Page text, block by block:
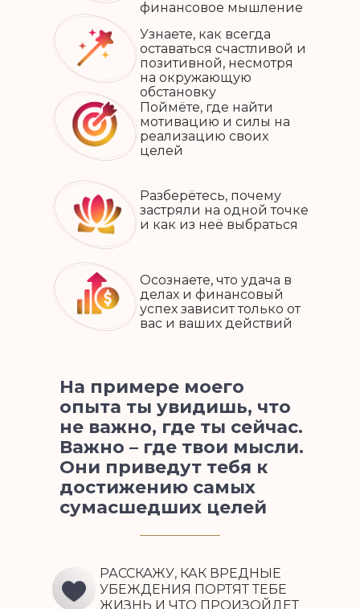
финансовое мышление
Узнаете, как всегда
оставаться счастливой и
позитивной, несмотря
на окружающую
обстановку
Разберётесь, почему
застряли на одной точке
и как из неё выбраться
Поймёте, где найти
мотивацию и силы на
реализацию своих
целей
Осознаете, что удача в
делах и финансовый
успех зависит только от
вас и ваших действий
РАССКАЖУ, КАК ВРЕДНЫЕ
УБЕЖДЕНИЯ ПОРТЯТ ТЕБЕ
ЖИЗНЬ И ЧТО ПРОИЗОЙДЕТ
На примере моего
опыта ты увидишь, что
не важно, где ты сейчас.
Важно – где твои мысли.
Они приведут тебя к
достижению самых
сумасшедших целей